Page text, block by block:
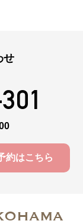
せ
約はこちら